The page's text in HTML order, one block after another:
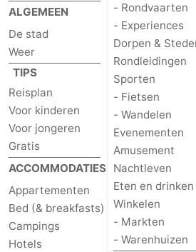
ALGEMEEN
De stad
Weer
TIPS
Reisplan
Voor kinderen
Voor jongeren
Gratis
ACCOMMODATIES
Appartementen
Bed (& breakfasts)
Campings
Hotels
- Rondvaarten
- Experiences
Dorpen &
Rondleidingen
Sporten
- Fietsen
- Wandelen
Evenementen
Amusement
Nachtleven
Eten en drinken
Winkelen
- Markten
- Warenhuizen